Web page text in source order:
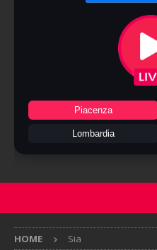
Piacenza
Lombardia
HOME Sia